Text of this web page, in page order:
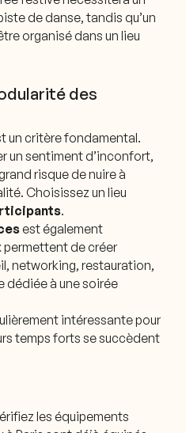
de danse, tandis qu’un
organisé dans un lieu
des
un critère fondamental.
un sentiment d’inconfort,
risque de nuire à
Choisissez un lieu
.
est également
permettent de créer
networking, restauration,
dédiée à une soirée
intéressante pour
temps forts se succèdent
les équipements